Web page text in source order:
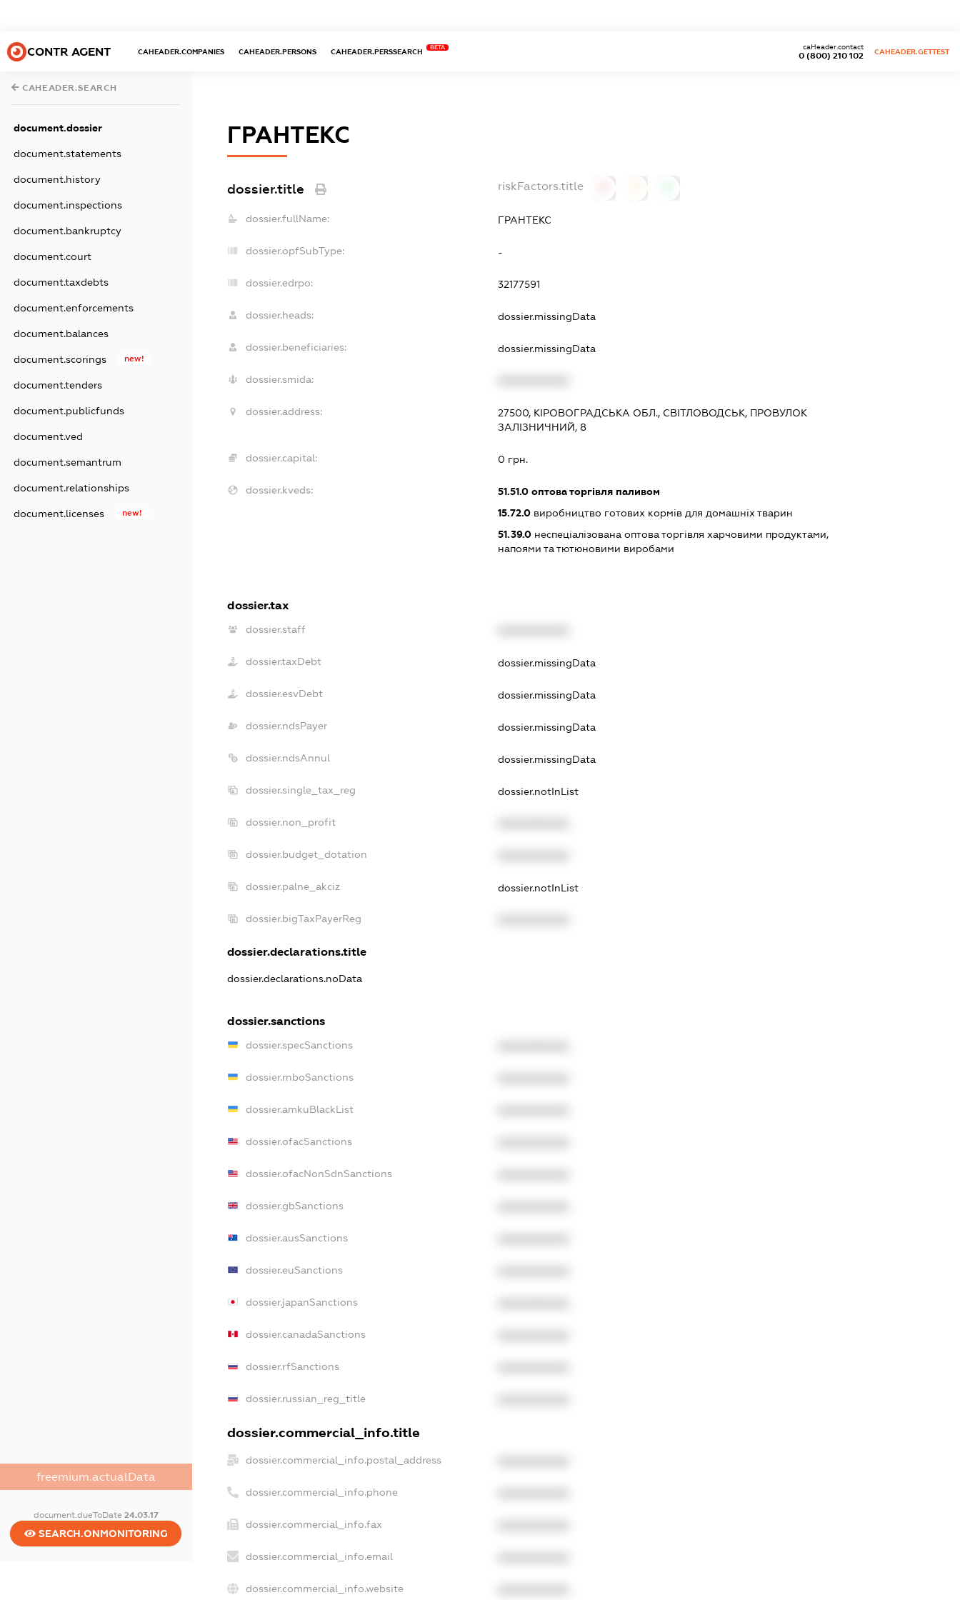
CONTR AGENT CAHEADER.COMPANIES CAHEADER.PERSONS CAHEADER.PERSSEARCH
BETA
0 (800) 210 102
caHeader.contact
CAHEADER.GETTEST
CAHEADER.SEARCH
document.dossier
document.statements
document.history
document.inspections
document.bankruptcy
document.court
document.taxdebts
document.enforcements
document.balances
document.scorings new!
document.tenders
document.publicfunds
document.ved
document.semantrum
document.relationships
document.licenses new!
freemium.actualData
document.dueToDate 24.03.17
SEARCH.ONMONITORING
ГРАНТЕКС
dossier.title riskFactors.title
dossier.fullName: ГРАНТЕКС
dossier.opfSubType: -
dossier.edrpo: 32177591
dossier.heads: dossier.missingData
dossier.beneficiaries: dossier.missingData
dossier.smida:
dossier.address:
27500, КІРОВОГРАДСЬКА ОБЛ., СВІТЛОВОДСЬК, ПРОВУЛОК
ЗАЛІЗНИЧНИЙ, 8
dossier.capital: 0 грн.
dossier.kveds: 51.51.0 оптова торгівля паливом
15.72.0 виробництво готових кормів для домашніх тварин
51.39.0 неспеціалізована оптова торгівля харчовими продуктами,
напоями та тютюновими виробами
dossier.tax
dossier.staff
dossier.taxDebt dossier.missingData
dossier.esvDebt dossier.missingData
dossier.ndsPayer dossier.missingData
dossier.ndsAnnul dossier.missingData
dossier.single_tax_reg dossier.notInList
dossier.non_profit
dossier.budget_dotation
dossier.palne_akciz dossier.notInList
dossier.bigTaxPayerReg
dossier.declarations.title
dossier.declarations.noData
dossier.sanctions
dossier.specSanctions
dossier.rnboSanctions
dossier.amkuBlackList
dossier.ofacSanctions
dossier.ofacNonSdnSanctions
dossier.gbSanctions
dossier.ausSanctions
dossier.euSanctions
dossier.japanSanctions
dossier.canadaSanctions
dossier.rfSanctions
dossier.russian_reg_title
dossier.commercial_info.title
dossier.commercial_info.postal_address
dossier.commercial_info.phone
dossier.commercial_info.fax
dossier.commercial_info.email
dossier.commercial_info.website